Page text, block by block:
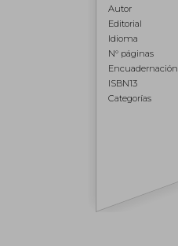
Autor
Editorial
Idioma
N° páginas
Encuadernación
ISBN13
Categorías